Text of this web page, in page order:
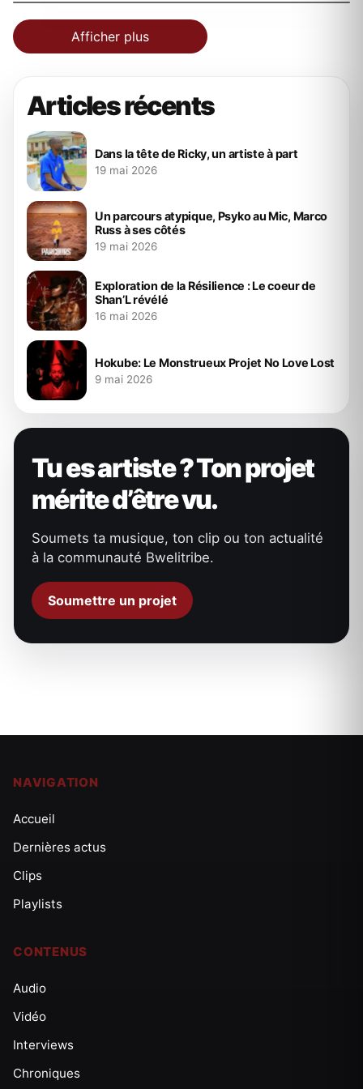
Afficher plus
Articles récents
Dans la tête de Ricky, un artiste à part
19 mai 2026
Un parcours atypique, Psyko au Mic, Marco
Russ à ses côtés
19 mai 2026
Exploration de la Résilience : Le coeur de
Shan’L révélé
16 mai 2026
Hokube: Le Monstrueux Projet No Love Lost
9 mai 2026
Tu es artiste ? Ton projet
mérite d’être vu.
Soumets ta musique, ton clip ou ton actualité
à la communauté Bwelitribe.
Soumettre un projet
NAVIGATION
Accueil
Dernières actus
Clips
Playlists
CONTENUS
Audio
Vidéo
Interviews
Chroniques